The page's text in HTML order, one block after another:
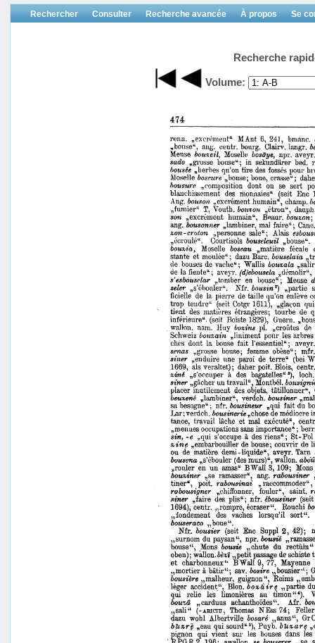
Rechercher Consulter Recherche avancée À propos Se
Recherche
Volume: